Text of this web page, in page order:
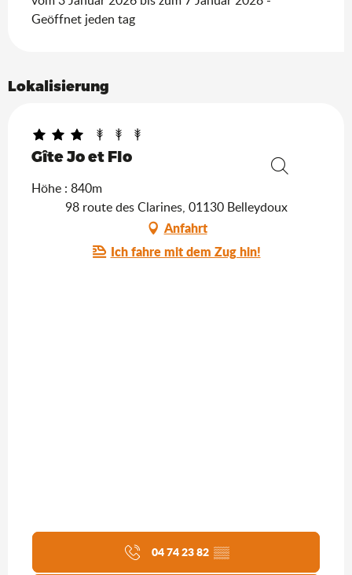
Geöffnet jeden tag
Lokalisierung
Gîte Jo et Flo
Höhe : 840m
98 route des Clarines, 01130 Belleydoux
Anfahrt
Ich fahre mit dem Zug hin!
04 74 23 82 ▒▒